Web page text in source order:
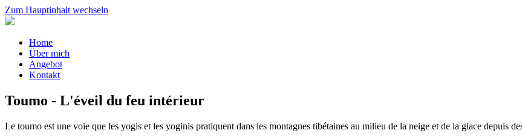
Zum Hauptinhalt wechseln
Home
Über mich
Angebot
Kontakt
Toumo - L'éveil du feu intérieur
Le toumo est une voie que les yogis et les yoginis pratiquent dans les montagnes tibétaines au milieu de la neige et de la glace depuis